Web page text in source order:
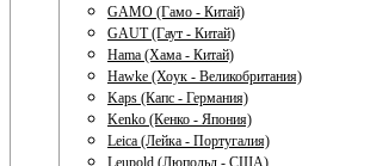
GAMO (Гамо - Китай)
GAUT (Гаут - Китай)
Hama (Хама - Китай)
Hawke (Хоук - Великобритания)
Kaps (Капс - Германия)
Kenko (Кенко - Япония)
Leica (Лейка - Португалия)
Leupold (Люпольд - США)